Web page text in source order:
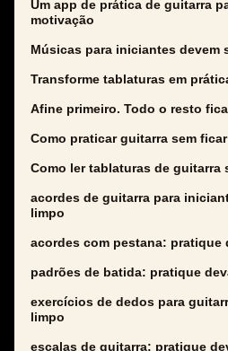
Um app de prática de guitarra
motivação
Músicas para iniciantes devem
Transforme tablaturas em
Afine primeiro. Todo o resto
Como praticar guitarra sem
Como ler tablaturas de guitarra
acordes de guitarra para
limpo
acordes com pestana: pratique
padrões de batida: pratique
exercícios de dedos para
limpo
escalas de guitarra: pratique